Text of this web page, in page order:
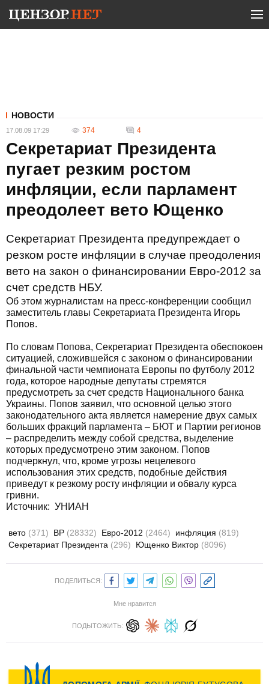
НОВОСТИ
17.08.09 17:29 374 4
Секретариат Президента
пугает резким ростом
инфляции, если парламент
преодолеет вето Ющенко
Секретариат Президента предупреждает о
резком росте инфляции в случае преодоления
вето на закон о финансировании Евро-2012 за
счет средств НБУ.
Об этом журналистам на пресс-конференции сообщил
заместитель главы Секретариата Президента Игорь
Попов.
По словам Попова, Секретариат Президента обеспокоен
ситуацией, сложившейся с законом о финансировании
финальной части чемпионата Европы по футболу 2012
года, которое народные депутаты стремятся
предусмотреть за счет средств Национального банка
Украины. Попов заявил, что основной целью этого
законодательного акта является намерение двух самых
больших фракций парламента – БЮТ и Партии регионов
– распределить между собой средства, выделение
которых предусмотрено этим законом. Попов
подчеркнул, что, кроме угрозы нецелевого
использования этих средств, подобные действия
приведут к резкому росту инфляции и обвалу курса
гривни.
Источник: УНИАН
вето (371) ВР (28332) Евро-2012 (2464) инфляция (819)
Секретариат Президента (296) Ющенко Виктор (8096)
ПОДЕЛИТЬСЯ:
Мне нравится
ПОДЫТОЖИТЬ: